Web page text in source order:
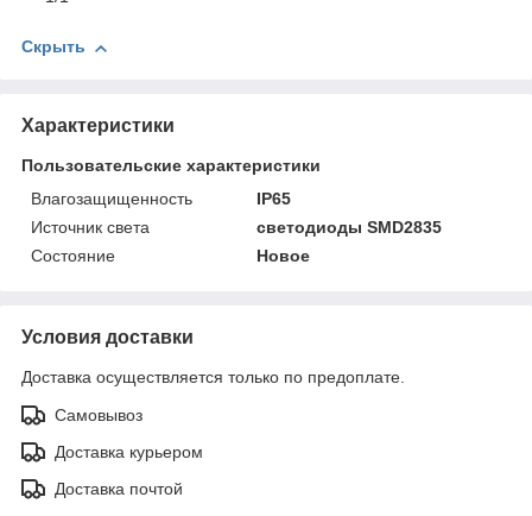
Скрыть
Характеристики
Пользовательские характеристики
Влагозащищенность
IP65
Источник света
светодиоды SMD2835
Состояние
Новое
Условия доставки
Доставка осуществляется только по предоплате.
Самовывоз
Доставка курьером
Доставка почтой